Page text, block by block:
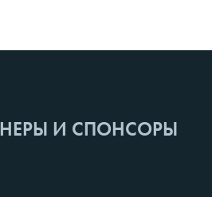
И СПОНСОРЫ